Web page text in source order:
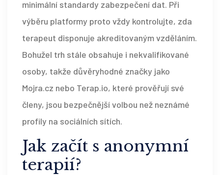
minimální standardy zabezpečení dat. Při
výběru platformy proto vždy kontrolujte, zda
terapeut disponuje akreditovaným vzděláním.
Bohužel trh stále obsahuje i nekvalifikované
osoby, takže důvěryhodné značky jako
Mojra.cz nebo Terap.io, které prověřují své
členy, jsou bezpečnější volbou než neznámé
profily na sociálních sítích.
Jak začít s anonymní
terapií?